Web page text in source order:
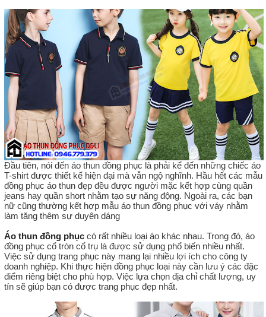
Đầu tiên, nói đến áo thun đồng phục là phải kể đến những chiếc áo
T-shirt được thiết kế hiện đại mà vẫn ngộ nghĩnh. Hầu hết các mẫu
đồng phục áo thun đẹp đều được người mặc kết hợp cùng quần
jeans hay quần short nhằm tạo sự năng động. Ngoài ra, các bạn
nữ cũng thường kết hợp mẫu áo thun đồng phục với váy nhằm
làm tăng thêm sự duyên dáng
Áo thun đồng phục có rất nhiều loại áo khác nhau. Trong đó, áo
đồng phục cổ tròn cổ trụ là được sử dụng phổ biến nhiều nhất.
Việc sử dụng trang phục này mang lại nhiều lợi ích cho công ty
doanh nghiệp. Khi thực hiện đồng phục loại này cần lưu ý các đặc
điểm riêng biệt cho phù hợp. Việc lựa chọn địa chỉ chất lượng, uy
tín sẽ giúp bạn có được trang phục đẹp nhất.